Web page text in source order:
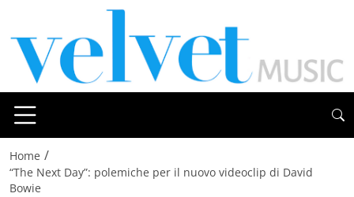
Home /
“The Next Day”: polemiche per il nuovo videoclip di David
Bowie